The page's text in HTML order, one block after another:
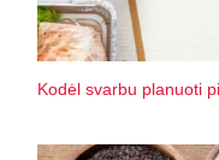
Kodėl svarbu planuoti